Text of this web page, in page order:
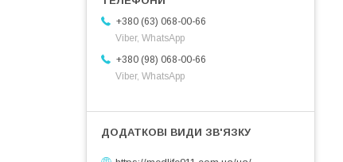
+380 (63) 068-00-66
Viber, WhatsApp
+380 (98) 068-00-66
Viber, WhatsApp